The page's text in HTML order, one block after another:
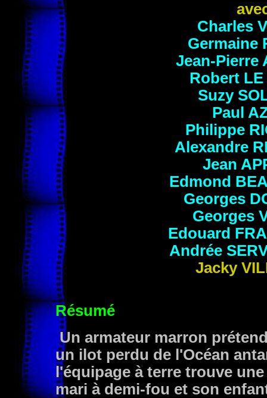
Charles
Germaine
Jean-Pierre
Robert LE
Suzy
Paul
Philippe
Alexandre
Jean
Edmond
Georges
Georges
Edouard
Andrée
Jacky
Résumé
Un armateur marron
un ilot perdu de l'Océan
l'équipage à terre trouve
mari à demi-fou et son